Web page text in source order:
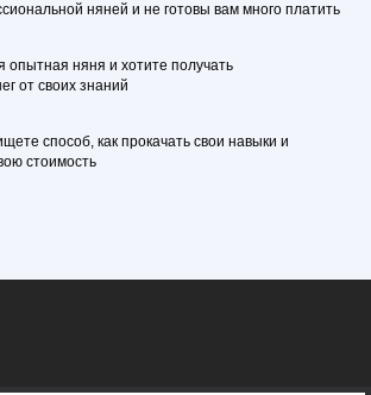
няней и не готовы вам много платить
опытная няня и хотите получать
от своих знаний
способ, как прокачать свои навыки и
стоимость